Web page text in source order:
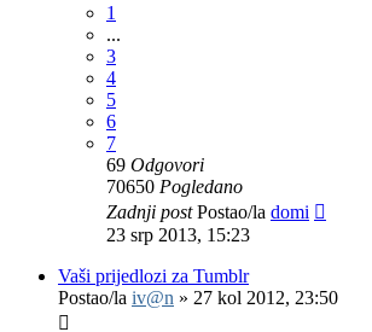
1
...
3
4
5
6
7
69 Odgovori
70650 Pogledano
Zadnji postPostao/la domi
23 srp 2013, 15:23
Vaši prijedlozi za Tumblr
Postao/la iv@n » 27 kol 2012, 23:50